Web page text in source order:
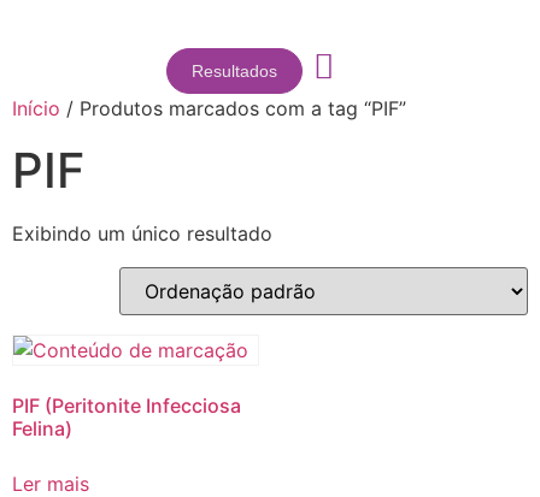
Resultados
Início / Produtos marcados com a tag “PIF”
PIF
Exibindo um único resultado
PIF (Peritonite Infecciosa
Felina)
Ler mais